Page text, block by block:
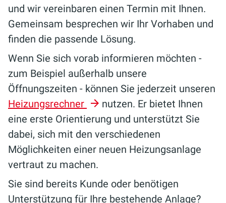
und wir vereinbaren einen Termin mit Ihnen.
Gemeinsam besprechen wir Ihr Vorhaben und
finden die passende Lösung.
Wenn Sie sich vorab informieren möchten -
zum Beispiel außerhalb unsere
Öffnungszeiten - können Sie jederzeit unseren
Heizungsrechner
nutzen. Er bietet Ihnen
eine erste Orientierung und unterstützt Sie
dabei, sich mit den verschiedenen
Möglichkeiten einer neuen Heizungsanlage
vertraut zu machen.
Sie sind bereits Kunde oder benötigen
Unterstützung für Ihre bestehende Anlage?